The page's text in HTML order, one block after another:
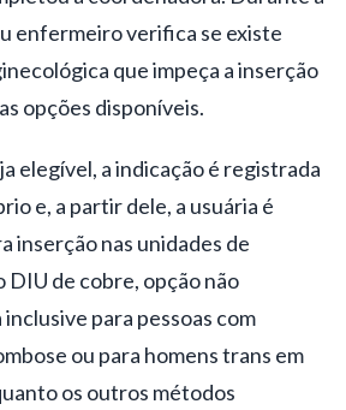
enfermeiro verifica se existe
que impeça a inserção
opções disponíveis.
elegível, a indicação é registrada
e, a partir dele, a usuária é
inserção nas unidades de
de cobre, opção não
para pessoas com
ou para homens trans em
os outros métodos